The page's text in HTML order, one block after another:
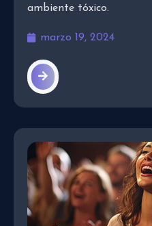
ambiente tóxico.
marzo 19, 2024